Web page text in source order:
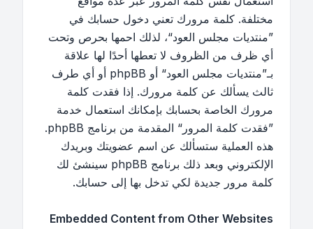
مختلفة. كلمة مرورك تعني دخول حسابك في
”منتديات مجلس العود“، لذلك احمها بحرص وتحت
أي ظرف من الظروف لا تعطها أحدًا لها علاقة
بـ”منتديات مجلس العود“ أو phpBB أو أي طرف
ثالث يسألك عن كلمة مرورك. إذا فقدت كلمة
مرورك الخاصة بحسابك بإمكانك استعمال خدمة
”فقدت كلمة المرور“ المقدمة من برنامج phpBB.
هذه العملية ستسألك عن اسم عضويتك وبريدك
الإلكتروني وبعد ذلك برنامج phpBB سينشئ لك
كلمة مرور جديدة لكي تدخل بها إلى حسابك.
Embedded Content from Other Websites